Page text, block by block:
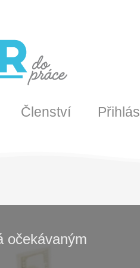
Členství
očekávaným